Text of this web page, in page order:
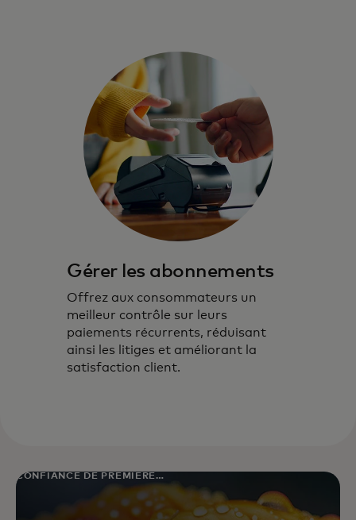
Gérer les abonnements
Offrez aux consommateurs un
meilleur contrôle sur leurs
paiements récurrents, réduisant
ainsi les litiges et améliorant la
satisfaction client.
CONFIANCE DE PREMIÈRE
PARTIE